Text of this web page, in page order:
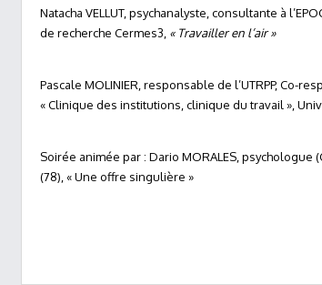
Natacha VELLUT, psychanalyste, consultante à
de recherche Cermes3, « Travailler en l’air »
Pascale MOLINIER, responsable de l’UTRPP, Co-
« Clinique des institutions, clinique du travail »,
Soirée animée par : Dario MORALES, psychologue
(78), « Une offre singulière »